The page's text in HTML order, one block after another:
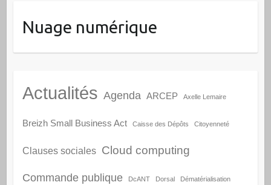
Nuage numérique
Actualités Agenda ARCEP Axelle Lemaire
Breizh Small Business Act Caisse des Dépôts Citoyenneté
Clauses sociales Cloud computing
Commande publique DcANT Dorsal Dématérialisation